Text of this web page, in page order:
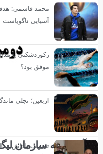
آئین نامه سازمان لیگ
آسیایی ناگویاست
رکوردشکنی یا
موفق بود؟
اربعین؛ تجلی
تصویب پاداش